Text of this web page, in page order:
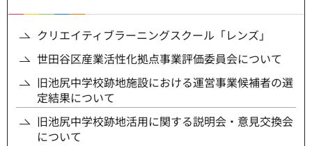
クリエイティブラーニングスクール「レンズ」
世田谷区産業活性化拠点事業評価委員会について
旧池尻中学校跡地施設における運営事業候補者の選
定結果について
旧池尻中学校跡地活用に関する説明会・意見交換会
について